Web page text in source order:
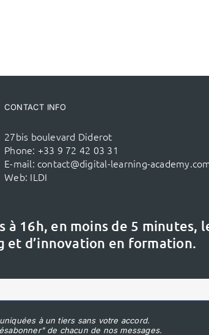
CONTACT INFO
27bis boulevard Diderot
Phone: +33 9 72 42 03 31
E-mail: contact@digital-learning-
Web: ILDI
à 16h, en moins de 5 minutes,
et d’innovation en formation.
à un tiers sans votre accord.
de chacun de nos messages.